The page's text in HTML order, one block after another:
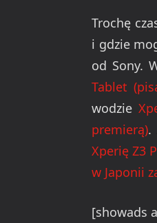
Trochę
i gdzie
od Sony.
Tablet
wodzie
premierą).
Xperię Z3
w Japonii
[showads